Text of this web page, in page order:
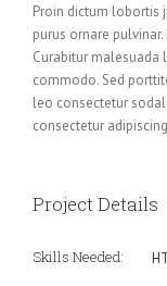
Proin dictum lobortis
purus ornare
Curabitur malesuada
commodo. Sed
leo consectetur
consectetur
Project Details
Skills Needed: